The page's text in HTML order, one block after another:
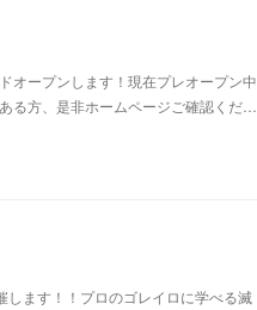
オープンします！現在プレオープン中
る方、是非ホームページご確認くだ…
ます！！プロのゴレイロに学べる滅